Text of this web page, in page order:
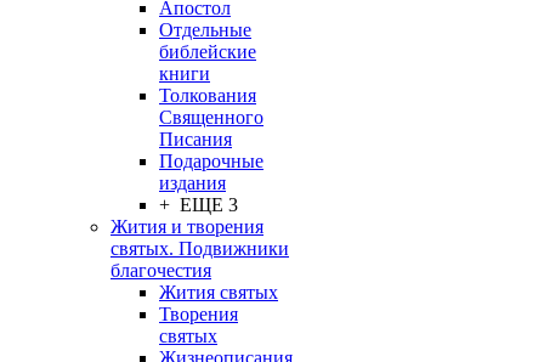
Апостол
Отдельные
библейские
книги
Толкования
Священного
Писания
Подарочные
издания
+ ЕЩЕ 3
Жития и творения
святых. Подвижники
благочестия
Жития святых
Творения
святых
Жизнеописания